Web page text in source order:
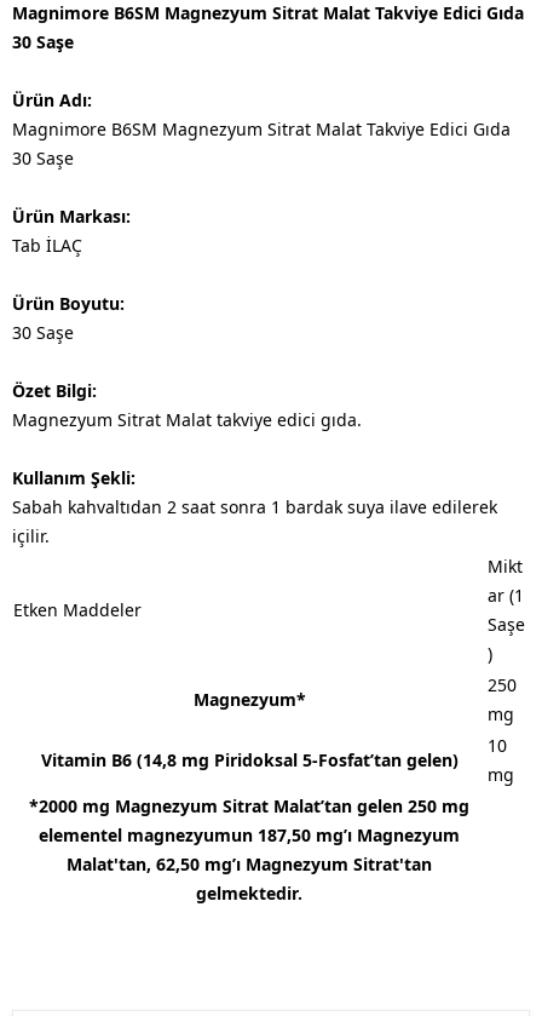
Magnimore B6SM Magnezyum Sitrat Malat Takviye Edici Gıda
30 Saşe
Ürün Adı:
Magnimore B6SM Magnezyum Sitrat Malat Takviye Edici Gıda
30 Saşe
Ürün Markası:
Tab İLAÇ
Ürün Boyutu:
30 Saşe
Özet Bilgi:
Magnezyum Sitrat Malat takviye edici gıda.
Kullanım Şekli:
Sabah kahvaltıdan 2 saat sonra 1 bardak suya ilave edilerek
içilir. ​
Etken Maddeler
Mikt
ar (1
Saşe
)
Magnezyum*
250
mg
Vitamin B6 (14,8 mg Piridoksal 5-Fosfat’tan gelen)
10
mg
*2000 mg Magnezyum Sitrat Malat’tan gelen 250 mg
elementel magnezyumun 187,50 mg’ı Magnezyum
Malat'tan, 62,50 mg’ı Magnezyum Sitrat'tan
gelmektedir.